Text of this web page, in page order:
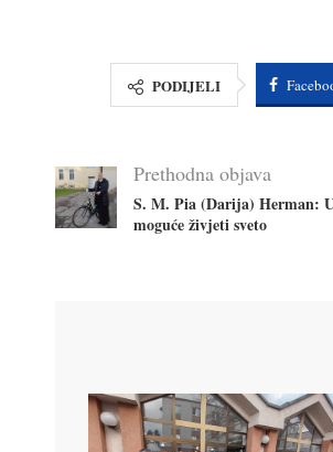
PODIJELI
Prethodna objava
S. M. Pia (Darija) Herman:
moguće živjeti sveto